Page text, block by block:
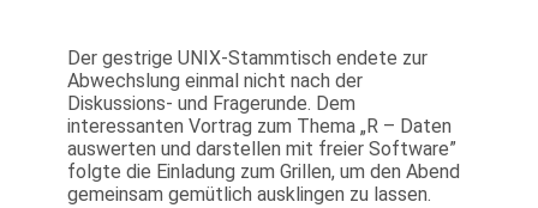
Der gestrige UNIX-Stammtisch endete zur
Abwechslung einmal nicht nach der
Diskussions- und Fragerunde. Dem
interessanten Vortrag zum Thema „R – Daten
auswerten und darstellen mit freier Software”
folgte die Einladung zum Grillen, um den Abend
gemeinsam gemütlich ausklingen zu lassen.